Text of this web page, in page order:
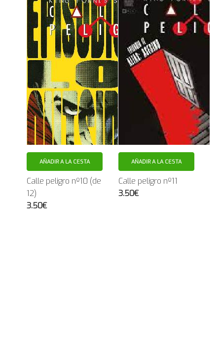
AÑADIR A LA CESTA
Calle peligro nº10 (de
12)
3.50€
AÑADIR A LA CESTA
Calle peligro nº11
3.50€